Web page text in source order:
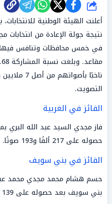
شارك
أعلنت الهيئة الوطنية
في خمس محافظات وتنافس
التصويت.
الفائز في الغربية
فاز مجدي السيد عبد الله البري
حصوله على 217 ألفًا و193 صوتًا.
الفائز في بني سويف
حسم هشام محمد مجدي محمد
بني سويف بعد حصوله على 139 ألفًا و467 صوتًا.